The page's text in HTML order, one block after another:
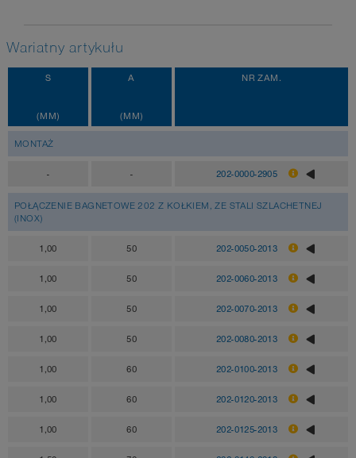
Wariatny artykułu
S
(MM)
A
(MM)
NR ZAM.
MONTAŻ
- - 202-0000-2905
POŁĄCZENIE BAGNETOWE 202 Z KOŁKIEM, ZE STALI SZLACHETNEJ
(INOX)
1,00 50 202-0050-2013
1,00 50 202-0060-2013
1,00 50 202-0070-2013
1,00 50 202-0080-2013
1,00 60 202-0100-2013
1,00 60 202-0120-2013
1,00 60 202-0125-2013